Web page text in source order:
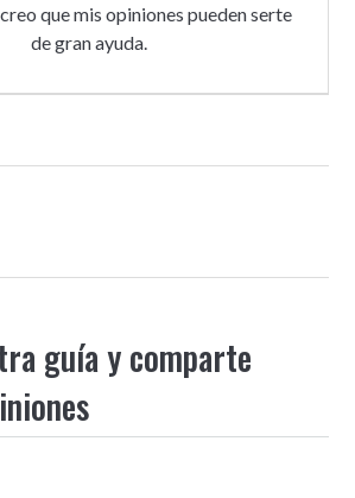
que mis opiniones pueden serte
de gran ayuda.
guía y comparte